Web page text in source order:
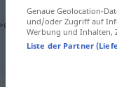
dokumentem
Genaue Geolocation-
und/oder Zugriff auf
Werbung und Inhalten,
Liste der Partner